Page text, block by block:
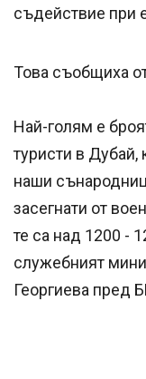
съдействие при
Това съобщиха
Най-голям е
туристи в Дубай,
наши
засегнати от
те са над 1200 -
служебният
Георгиева пред